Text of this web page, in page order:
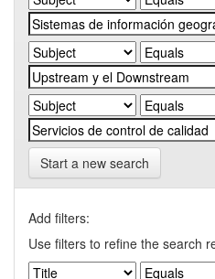
Start a new search
Add filters:
Use filters to refine the search